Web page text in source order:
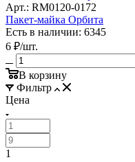
Арт.: RM0120-0172
Пакет-майка Орбита
Есть в наличии: 6345
6 ₽/шт.
В корзину
Фильтр
Цена
1